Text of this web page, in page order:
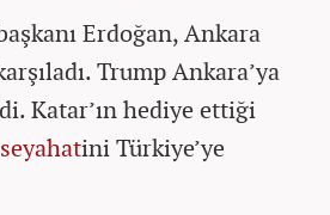
Erdoğan, Ankara
Trump Ankara’ya
Katar’ın hediye ettiği
seyahatini Türkiye’ye